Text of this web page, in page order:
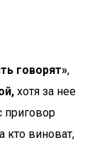
говорят»,
хотя за нее
приговор
кто виноват,